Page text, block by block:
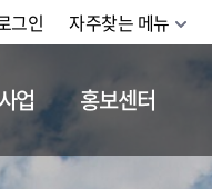
그인 자주찾는 메뉴
업 홍보센터